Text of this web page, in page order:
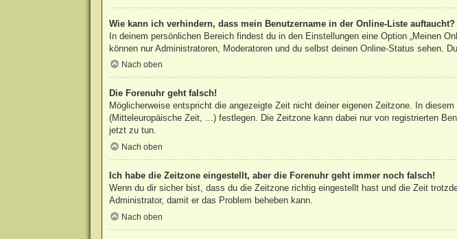
Wie kann ich verhindern, dass mein Benutzername in der Online-Liste auftaucht?
In deinem persönlichen Bereich findest du in den Einstellungen eine Option „Meinen
können nur Administratoren, Moderatoren und du selbst deinen Online-Status sehen.
Nach oben
Die Forenuhr geht falsch!
Möglicherweise entspricht die angezeigte Zeit nicht deiner eigenen Zeitzone. In
(Mitteleuropäische Zeit, ...) festlegen. Die Zeitzone kann dabei nur von registrierten
jetzt zu tun.
Nach oben
Ich habe die Zeitzone eingestellt, aber die Forenuhr geht immer noch falsch!
Wenn du dir sicher bist, dass du die Zeitzone richtig eingestellt hast und die Zeit
Administrator, damit er das Problem beheben kann.
Nach oben